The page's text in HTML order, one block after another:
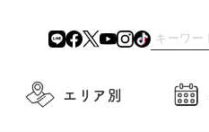
エリア別